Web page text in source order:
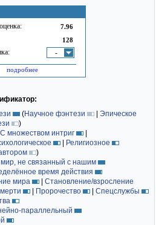
7.96
128
-
подробнее
(Научное фэнтези | Эпическое
)
С множеством интриг
|
| Религиозное
)
мир, не связанный с нашим
время действия
мира | Становление/взросление
| Пророчество | Спецслужбы
параллельный